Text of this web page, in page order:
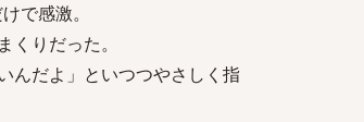
で感激。
りだった。
んだよ」といつつやさしく指